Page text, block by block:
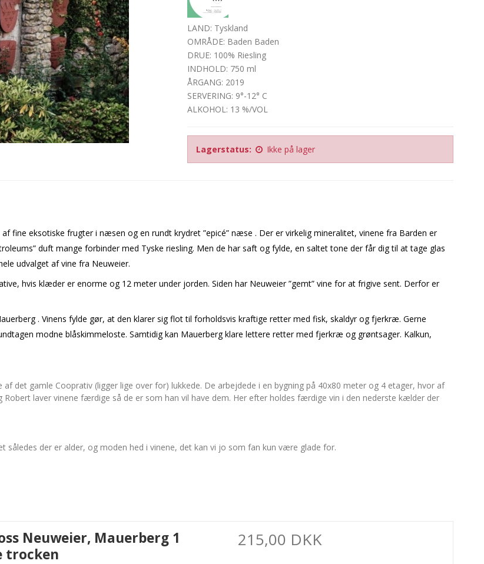
LAND: Tyskland
OMRÅDE: Baden Baden
DRUE: 100% Riesling
INDHOLD: 750 ml
ÅRGANG: 2019
SERVERING: 9°-12° C
ALKOHOL: 13 %/VOL
Lagerstatus: Ikke på lager
fine eksotiske frugter i næsen og en rundt krydret ”epicé” næse . Der er virkelig mineralitet, vinene fra Barden er
duft mange forbinder med Tyske riesling. Men de har saft og fylde, en saltet tone der får dig til at tage glas
udvalget af vine fra Neuweier.
hvis klæder er enorme og 12 meter under jorden. Siden har Neuweier ”gemt” vine for at frigive sent. Derfor er
. Vinens fylde gør, at den klarer sig flot til forholdsvis kraftige retter med fisk, skaldyr og fjerkræ. Gerne
modne blåskimmeloste. Samtidig kan Mauerberg klare lettere retter med fjerkræ og grøntsager. Kalkun,
det gamle Cooprativ (ligger lige over for) lukkede. De arbejdede i en bygning på 40x80 meter og 4 etager, hvor af
laver vinene færdige så de er som han vil have dem. Her efter holdes færdige vin i den nederste kælder der
således der er alder, og moden hed i vinene, det kan vi jo som fan kun være glade for.
Neuweier, Mauerberg 1
trocken
215,00 DKK